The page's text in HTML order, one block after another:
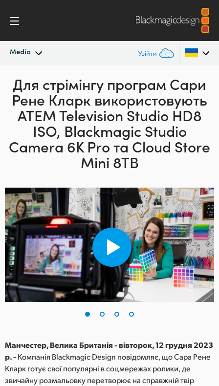
Media Увійти
Останні новини
Архів новин
Галерея зображень
Argentina
Australia
Austria
Brazil
China
Denmark
Finland
France
Germany
Hong Kong SAR, China
Japan
Korea
Для стрімінгу програм Сари
Рене Кларк використовують
ATEM Television Studio HD8
ISO, Blackmagic Studio
Camera 6K Pro та Cloud Store
Mini 8TB
Манчестер, Велика Британія - вівторок, 12 грудня 2023
р. - Компанія Blackmagic Design повідомляє, що Сара Рене
Кларк готує свої популярні в соцмережах ролики, де
звичайну розмальовку перетворює на справжній твір